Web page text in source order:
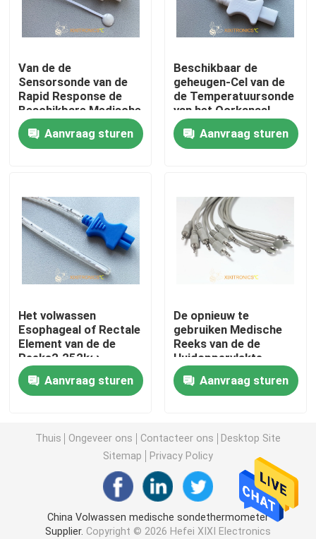
Contacteer ons
Nieuws
Gevallen
Medische Temperatuursondes
Automobieltemperatuursensor
Epoxy Met een laag bedekte Thermistoren
De Sensoren van het huistoestel
De Sonde van de voedseltemperatuur
De Temperatuursensoren van platinaoto
Waterdichte Temperatuursensoren
Van de de
Sensorsonde van de
Rapid Response de
Beschikbare Medische
Huid Reeks van de
Oppervlaktetemperatue
2.252KΩ HF409
Aanvraag sturen
Beschikbaar de
geheugen-Cel van de
de Temperatuursonde
van het Oorkanaal
Medisch Tympanic
Zacht Schuim met
Verenigbare
Aanvraag sturen
Het volwassen
Esophageal of Rectale
Element van de de
Reeks2.252kω
Thermistor van
Temperatuursondes
HF 401
Aanvraag sturen
De opnieuw te
gebruiken Medische
Reeks van de de
Huidoppervlakte
HF409 van
Temperatuursondes
Aanvraag sturen
Thuis Ongeveer ons Contacteer ons
Desktop Site
Sitemap
Privacy Policy
China Volwassen medische sondethermometer
Supplier. Copyright © 2026 Hefei XIXI Electronics